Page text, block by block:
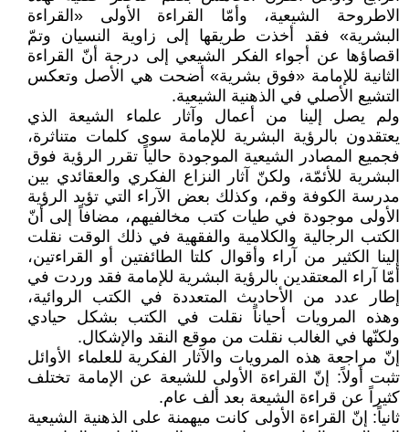
الاطروحة الشيعية، وأمّا القراءة الأولى «القراءة
البشرية» فقد أخذت طريقها إلى زاوية النسيان وتمّ
اقصاؤها عن أجواء الفكر الشيعي إلى درجة أنّ القراءة
الثانية للإمامة «فوق بشرية» أضحت هي الأصل وتعكس
التشيع الأصلي في الذهنية الشيعية.
ولم يصل إلينا من أعمال وآثار علماء الشيعة الذي
يعتقدون بالرؤية البشرية للإمامة سوى كلمات متناثرة،
فجميع المصادر الشيعية الموجودة حالياً تقرر الرؤية فوق
البشرية للأئمّة، ولكنّ آثار النزاع الفكري والعقائدي بين
مدرسة الكوفة وقم، وكذلك بعض الآراء التي تؤيد الرؤية
الأولى موجودة في طيات كتب مخالفيهم، مضافاً إلى أنّ
الكتب الرجالية والكلامية والفقهية في ذلك الوقت نقلت
إلينا الكثير من آراء وأقوال كلتا الطائفتين أو القراءتين،
أمّا آراء المعتقدين بالرؤية البشرية للإمامة فقد وردت في
إطار عدد من الأحاديث المتعددة في الكتب الروائية،
وهذه المرويات أحياناً نقلت في الكتب بشكل حيادي
ولكنّها في الغالب نقلت من موقع النقد والإشكال.
إنّ مراجعة هذه المرويات والآثار الفكرية للعلماء الأوائل
تثبت أولاً: إنّ القراءة الأولى للشيعة عن الإمامة تختلف
كثيراً عن قراءة الشيعة بعد ألف عام.
ثانياً: إنّ القراءة الأولى كانت ميهمنة على الذهنية الشيعية